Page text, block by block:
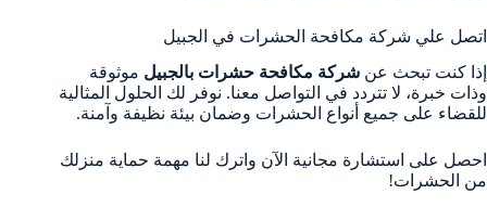
اتصل علي شركة مكافحة الحشرات في الجبيل
إذا كنت تبحث عن شركة مكافحة حشرات بالجبيل موثوقة
وذات خبرة، لا تتردد في التواصل معنا. نوفر لك الحلول المثالية
للقضاء على جميع أنواع الحشرات وضمان بيئة نظيفة وآمنة.
احصل على استشارة مجانية الآن واترك لنا مهمة حماية منزلك
من الحشرات!